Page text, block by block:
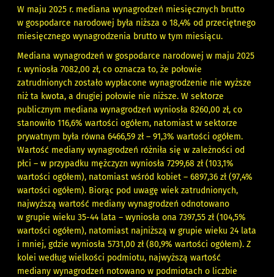
W maju 2025 r. mediana wynagrodzeń miesięcznych brutto
w gospodarce narodowej była niższa o 18,4% od przeciętnego
miesięcznego wynagrodzenia brutto w tym miesiącu.
Mediana wynagrodzeń w gospodarce narodowej w maju 2025
r. wyniosła 7082,00 zł, co oznacza to, że połowie
zatrudnionych zostało wypłacone wynagrodzenie nie wyższe
niż ta kwota, a drugiej połowie nie niższe. W sektorze
publicznym mediana wynagrodzeń wyniosła 8260,00 zł, co
stanowiło 116,6% wartości ogółem, natomiast w sektorze
prywatnym była równa 6466,59 zł – 91,3% wartości ogółem.
Wartość mediany wynagrodzeń różniła się w zależności od
płci – w przypadku mężczyzn wyniosła 7299,68 zł (103,1%
wartości ogółem), natomiast wśród kobiet – 6897,36 zł (97,4%
wartości ogółem). Biorąc pod uwagę wiek zatrudnionych,
najwyższą wartość mediany wynagrodzeń odnotowano
w grupie wieku 35-44 lata – wyniosła ona 7397,55 zł (104,5%
wartości ogółem), natomiast najniższą w grupie wieku 24 lata
i mniej, gdzie wyniosła 5731,00 zł (80,9% wartości ogółem). Z
kolei według wielkości podmiotu, najwyższą wartość
mediany wynagrodzeń notowano w podmiotach o liczbie